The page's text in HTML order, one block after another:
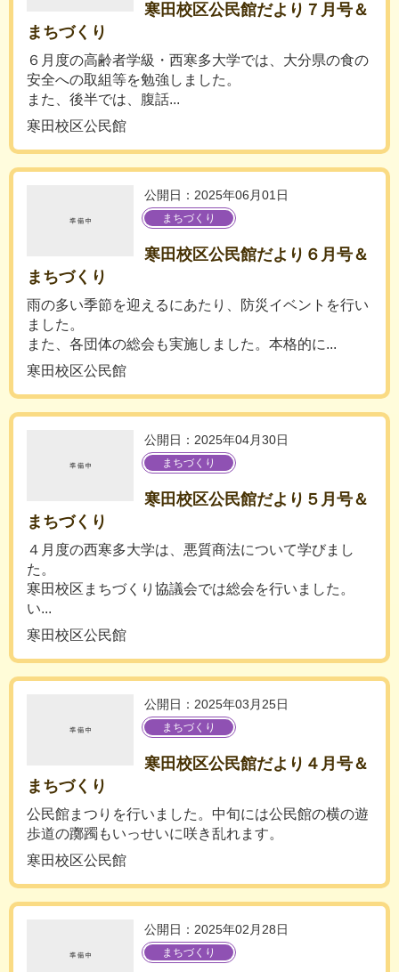
寒田校区公民館だより７月号＆
まちづくり
６月度の高齢者学級・西寒多大学では、大分県の食の
安全への取組等を勉強しました。
また、後半では、腹話...
寒田校区公民館
公開日：2025年06月01日
まちづくり
寒田校区公民館だより６月号＆
まちづくり
雨の多い季節を迎えるにあたり、防災イベントを行い
ました。
また、各団体の総会も実施しました。本格的に...
寒田校区公民館
公開日：2025年04月30日
まちづくり
寒田校区公民館だより５月号＆
まちづくり
４月度の西寒多大学は、悪質商法について学びまし
た。
寒田校区まちづくり協議会では総会を行いました。
い...
寒田校区公民館
公開日：2025年03月25日
まちづくり
寒田校区公民館だより４月号＆
まちづくり
公民館まつりを行いました。中旬には公民館の横の遊
歩道の躑躅もいっせいに咲き乱れます。
寒田校区公民館
公開日：2025年02月28日
まちづくり